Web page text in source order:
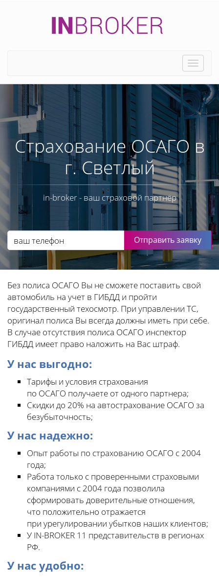
Toggle
Страхование ОСАГО в
г. Светлый
in-broker - ваш страховой партнёр
Отправить заявку
Без полиса ОСАГО Вы не сможете поставить свой
автомобиль на учет в ГИБДД и пройти
государственный техосмотр. При управлении ТС,
оригинал полиса Вы всегда должны иметь при себе.
В случае отсутствия полиса ОСАГО инспектор
ГИБДД имеет право наложить на Вас штраф.
У нас выгодно:
Тарифы и условия страхования
по ОСАГО получаете от одного партнера;
Скидки до 20% на автострахование ОСАГО за
безубыточность;
У нас надежно:
Опыт работы по страхованию ОСАГО с 2004
года;
Работа только с проверенными страховыми
компаниями с 2004 года позволила
сформировать доверительные отношения,
что положительно отражается
при урегулировании убытков наших клиентов;
У IN-BROKER 11 представительств в регионах
РФ.
У нас удобно: